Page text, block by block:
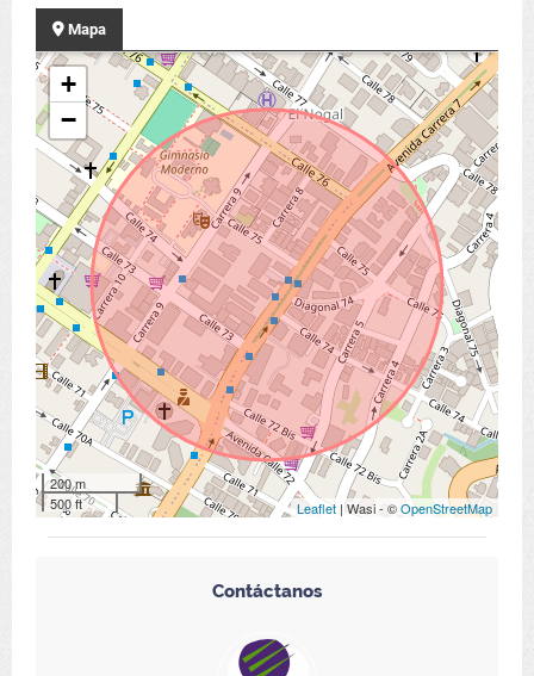
Mapa
+
−
200 m
500 ft
Leaflet | Wasi - ©OpenStreetMap
Contáctanos